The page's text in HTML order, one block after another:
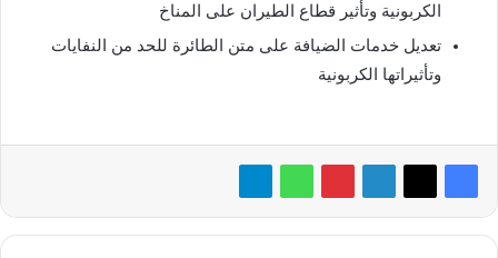
الكربونية وتأثير قطاع الطيران على المناخ
تعديل خدمات الضيافة على متن الطائرة للحد من النفايات
وتأثيراتها الكربونية